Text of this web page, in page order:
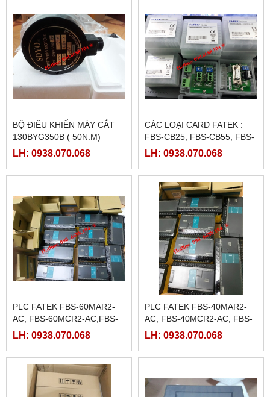
BỘ ĐIỀU KHIỂN MÁY CẮT
130BYG350B ( 50N.M)
LH: 0938.070.068
CÁC LOẠI CARD FATEK :
FBS-CB25, FBS-CB55, FBS-
CB2, FBS-CB5
LH: 0938.070.068
PLC FATEK FBS-60MAR2-
AC, FBS-60MCR2-AC,FBS-
60MAT2-AC, FBS-60MCT2-
LH: 0938.070.068
PLC FATEK FBS-40MAR2-
AC, FBS-40MCR2-AC, FBS-
40MCRT-AC, FBS-40MART-
LH: 0938.070.068